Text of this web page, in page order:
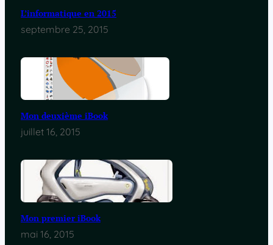
L’informatique en 2015
septembre 25, 2015
Mon deuxième iBook
juillet 16, 2015
Mon premier iBook
mai 16, 2015